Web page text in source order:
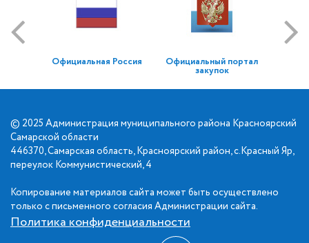
Официальная Россия Официальный портал
закупок
© 2025 Администрация муниципального района Красноярский
Самарской области
446370, Самарская область, Красноярский район, с.Красный Яр,
переулок Коммунистический, 4
Копирование материалов сайта может быть осуществлено
только с письменного согласия Администрации сайта.
Политика конфиденциальности